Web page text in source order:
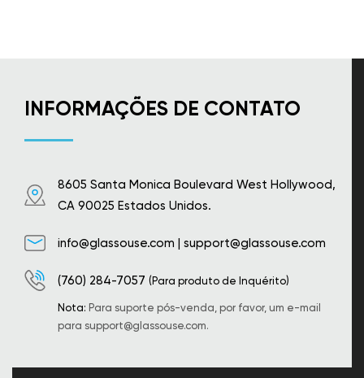
INFORMAÇÕES DE CONTATO
8605 Santa Monica Boulevard West Hollywood,
CA 90025 Estados Unidos.
info@glassouse.com | support@glassouse.com
(760) 284-7057 (Para produto de Inquérito)
Nota: Para suporte pós-venda, por favor, um e-mail
para support@glassouse.com.